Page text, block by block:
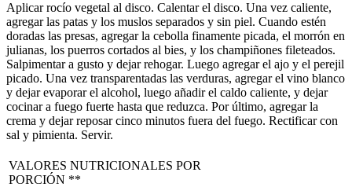
Aplicar rocío vegetal al disco. Calentar el disco. Una vez caliente,
agregar las patas y los muslos separados y sin piel. Cuando estén
doradas las presas, agregar la cebolla finamente picada, el morrón en
julianas, los puerros cortados al bies, y los champiñones fileteados.
Salpimentar a gusto y dejar rehogar. Luego agregar el ajo y el perejil
picado. Una vez transparentadas las verduras, agregar el vino blanco
y dejar evaporar el alcohol, luego añadir el caldo caliente, y dejar
cocinar a fuego fuerte hasta que reduzca. Por último, agregar la
crema y dejar reposar cinco minutos fuera del fuego. Rectificar con
sal y pimienta. Servir.
VALORES NUTRICIONALES POR
PORCIÓN **